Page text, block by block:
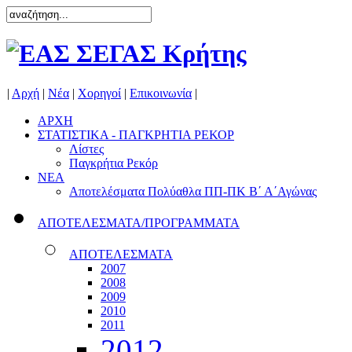
| Αρχή | Νέα | Χορηγοί | Επικοινωνία |
ΑΡΧΗ
ΣΤΑΤΙΣΤΙΚΑ - ΠΑΓΚΡΗΤΙΑ ΡΕΚΟΡ
Λίστες
Παγκρήτια Ρεκόρ
ΝΕΑ
Αποτελέσματα Πολύαθλα ΠΠ-ΠΚ Β΄ Α΄Αγώνας
ΑΠΟΤΕΛΕΣΜΑΤΑ/ΠΡΟΓΡΑΜΜΑΤΑ
ΑΠΟΤΕΛΕΣΜΑΤΑ
2007
2008
2009
2010
2011